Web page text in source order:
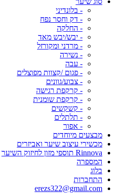
- בלונדיני
- דק וחסר נפח
- החלקה
- יבש/יבש מאד
- מרדני ומקורזל
- נשירה
- עבה
- פגום /קצוות מפוצלים
- צבוע/גוונים
- קרקפת רגישה
- קרקפת שומנית
- קשקשים
- תלתלים
- אפור
מבצעים מיוחדים
מכשירי עיצוב שיער ואביזרים
Rinnova תוספי מזון לחיזוק השיער
המספרה
בלוג
התחברות
erezs322@gmail.com